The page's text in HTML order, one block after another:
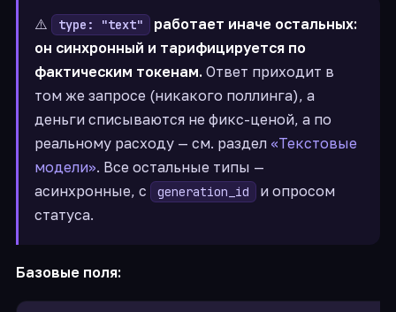
⚠️ type: "text"
работает иначе остальных:
он синхронный и тарифицируется по
фактическим токенам. Ответ приходит в
том же запросе (никакого поллинга), а
деньги списываются не фикс-ценой, а по
реальному расходу — см. раздел «Текстовые
модели». Все остальные типы —
асинхронные, с
generation_id
и опросом
статуса.
Базовые поля: